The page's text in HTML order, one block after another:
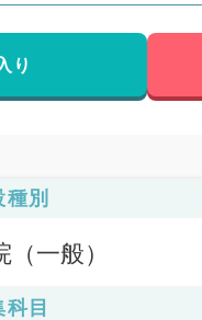
り
別
（一般）
目